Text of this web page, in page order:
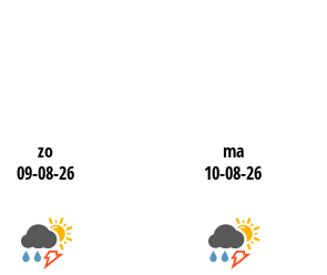
zo
09-08-26
ma
10-08-26